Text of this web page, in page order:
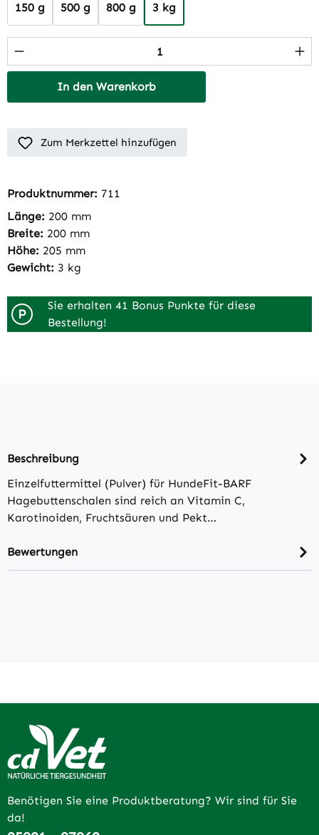
150 g 500 g 800 g 3 kg
Produkt Anzahl: Gib den gewünschten
In den Warenkorb
Zum Merkzettel hinzufügen
Produktnummer: 711
Länge: 200 mm
Breite: 200 mm
Höhe: 205 mm
Gewicht: 3 kg
P
Sie erhalten 41 Bonus Punkte für diese
Bestellung!
Beschreibung
Einzelfuttermittel (Pulver) für HundeFit-BARF
Hagebuttenschalen sind reich an Vitamin C,
Karotinoiden, Fruchtsäuren und Pekt…
Bewertungen
Benötigen Sie eine Produktberatung? Wir sind für Sie
da!